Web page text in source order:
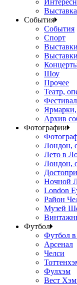
События
События
Спорт
Выставки
Шоу
Прочее
Театр,
Архив
Фотографии
Лондон,
Лето в
Лондон,
Ночной
London
Район
Музей
Футбол
Футбол
Арсенал
Челси
Фулхэм
Вест